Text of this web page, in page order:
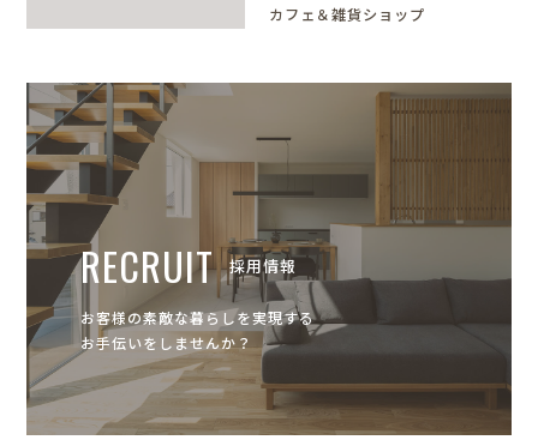
カフェ＆雑貨ショップ
RECRUIT 採用情報
お客様の素敵な暮らしを実現する
お手伝いをしませんか？